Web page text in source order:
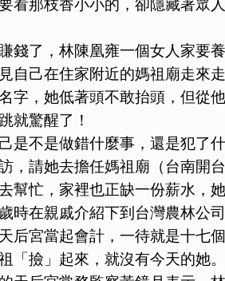
那枝香小小的，卻隱藏著眾
了，林陳凰雍一個女人家要
自己在住家附近的媽祖廟走來
字，她低著頭不敢抬頭，但從
就驚醒了！
不是做錯什麼事，還是犯了
，請她去擔任媽祖廟（台南開
幫忙，家裡也正缺一份薪水，她
在親戚介紹下到台灣農林公
后宮當起會計，一待就是十七
「撿」起來，就沒有今天的她。